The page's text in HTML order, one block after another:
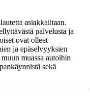
asiakkailtaan.
palvelusta ja
ovat olleet
ja epäselvyyksien
muassa autoihin
sekä